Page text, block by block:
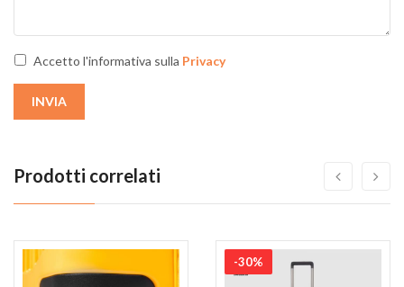
Accetto l'informativa sulla Privacy
INVIA
Prodotti correlati
-30%